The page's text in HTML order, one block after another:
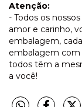
Atenção:
- Todos os
amor e carinho,
embalagem,
embalagem com
todos têm a
a você!